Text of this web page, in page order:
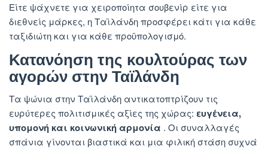
Είτε ψάχνετε για χειροποίητα σουβενίρ είτε για
διεθνείς μάρκες, η Ταϊλάνδη προσφέρει κάτι για κάθε
ταξιδιώτη και για κάθε προϋπολογισμό.
Κατανόηση της κουλτούρας των
αγορών στην Ταϊλάνδη
Τα ψώνια στην Ταϊλάνδη αντικατοπτρίζουν τις
ευρύτερες πολιτισμικές αξίες της χώρας: ευγένεια,
υπομονή και κοινωνική αρμονία . Οι συναλλαγές
σπάνια γίνονται βιαστικά και μια φιλική στάση συχνά